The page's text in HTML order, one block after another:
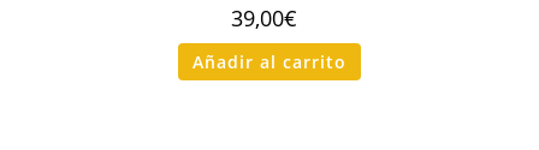
39,00€
Añadir al carrito